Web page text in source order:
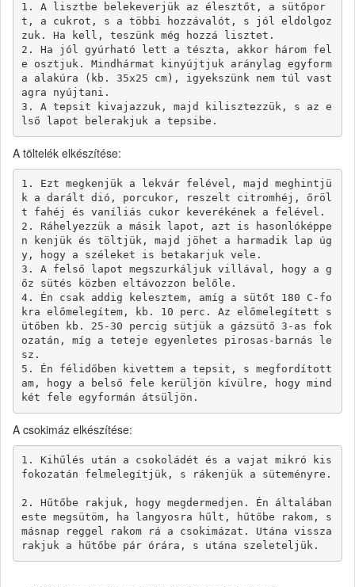
1. A lisztbe belekeverjük az élesztőt, a sütőpor
t, a cukrot, s a többi hozzávalót, s jól eldolgoz
zuk. Ha kell, teszünk még hozzá lisztet.
2. Ha jól gyúrható lett a tészta, akkor három fel
e osztjuk. Mindhármat kinyújtjuk aránylag egyform
a alakúra (kb. 35x25 cm), igyekszünk nem túl vast
agra nyújtani.
3. A tepsit kivajazzuk, majd kilisztezzük, s az e
A töltelék elkészítése:
1. Ezt megkenjük a lekvár felével, majd meghintjü
k a darált dió, porcukor, reszelt citromhéj, őröl
t fahéj és vaníliás cukor keverékének a felével.
2. Ráhelyezzük a másik lapot, azt is hasonlóképpe
n kenjük és töltjük, majd jöhet a harmadik lap úg
y, hogy a széleket is betakarjuk vele.
3. A felső lapot megszurkáljuk villával, hogy a g
őz sütés közben eltávozzon belőle.
4. Én csak addig kelesztem, amíg a sütőt 180 C-fo
kra előmelegítem, kb. 10 perc. Az előmelegített s
ütőben kb. 25-30 percig sütjük a gázsütő 3-as fok
ozatán, míg a teteje egyenletes pirosas-barnás le
sz.
5. Én félidőben kivettem a tepsit, s megfordított
am, hogy a belső fele kerüljön kívülre, hogy mind
A csokimáz elkészítése:
1. Kihűlés után a csokoládét és a vajat mikró kis
fokozatán felmelegítjük, s rákenjük a süteményre.
2. Hűtőbe rakjuk, hogy megdermedjen. Én általában
este megsütöm, ha langyosra hűlt, hűtőbe rakom, s
másnap reggel rakom rá a csokimázat. Utána vissza